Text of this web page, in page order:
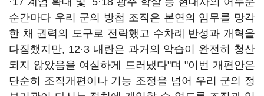
순간마다 우리 군의 방첩 조직은 본연의 임무를 망각
한 채 권력의 도구로 전락했고 수차례 반성과 개혁을
다짐했지만, 12·3 내란은 과거의 악습이 완전히 청산
되지 않았음을 여실하게 드러냈다"며 "이번 개편안은
단순히 조직개편이나 기능 조정을 넘어 우리 군의 정